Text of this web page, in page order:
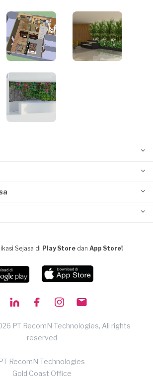
Sejasa di Play Store dan App Store!
PT RecomN Technologies, All rights
reserved
PT RecomN Technologies
Gold Coast Office